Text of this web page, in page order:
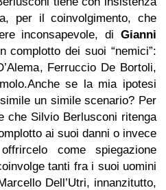
per il coinvolgimento, che
inconsapevole, di Gianni
complotto dei suoi “nemici”:
Ferruccio De Bortoli,
Anche se la mia ipotesi
un simile scenario? Per
che Silvio Berlusconi ritenga
ai suoi danni o invece
come spiegazione
tanti fra i suoi uomini
Dell’Utri, innanzitutto,